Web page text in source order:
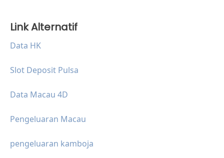
Link Alternatif
Data HK
Slot Deposit Pulsa
Data Macau 4D
Pengeluaran Macau
pengeluaran kamboja